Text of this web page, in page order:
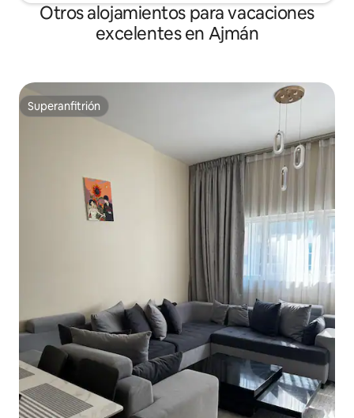
Otros alojamientos para vacaciones
excelentes en Ajmán
Superanfitrión
Superanfitrión